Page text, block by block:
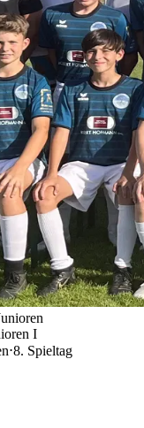
I
⋅8. Spieltag